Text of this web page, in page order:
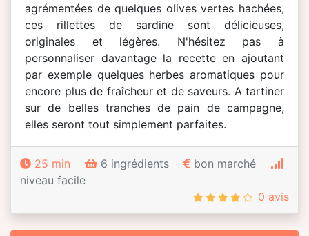
agrémentées de quelques olives vertes hachées,
ces rillettes de sardine sont délicieuses,
originales et légères. N'hésitez pas à
personnaliser davantage la recette en ajoutant
par exemple quelques herbes aromatiques pour
encore plus de fraîcheur et de saveurs. A tartiner
sur de belles tranches de pain de campagne,
elles seront tout simplement parfaites.
25 min 6 ingrédients
bon marché
niveau facile
0 avis